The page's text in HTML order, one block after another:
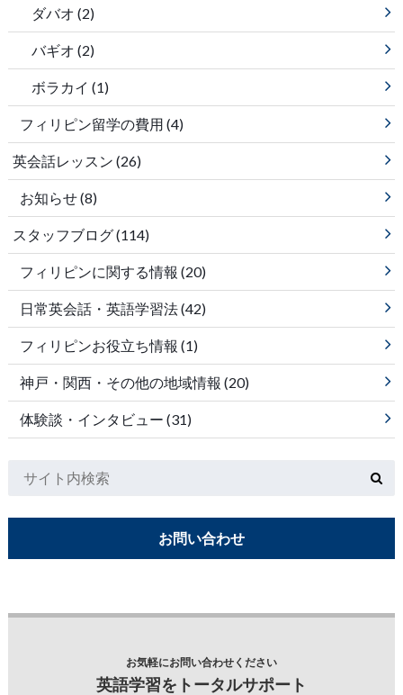
ダバオ (2)
バギオ (2)
ボラカイ (1)
フィリピン留学の費用 (4)
英会話レッスン (26)
お知らせ(8)
スタッフブログ(114)
フィリピンに関する情報 (20)
日常英会話・英語学習法(42)
フィリピンお役立ち情報 (1)
神戸・関西・その他の地域情報 (20)
体験談・インタビュー (31)
お問い合わせ
お気軽にお問い合わせください
英語学習をトータルサポート